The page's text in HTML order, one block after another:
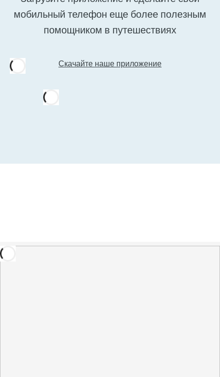
мобильный телефон еще более полезным
помощником в путешествиях
Скачайте наше приложение